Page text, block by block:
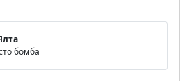
бомба